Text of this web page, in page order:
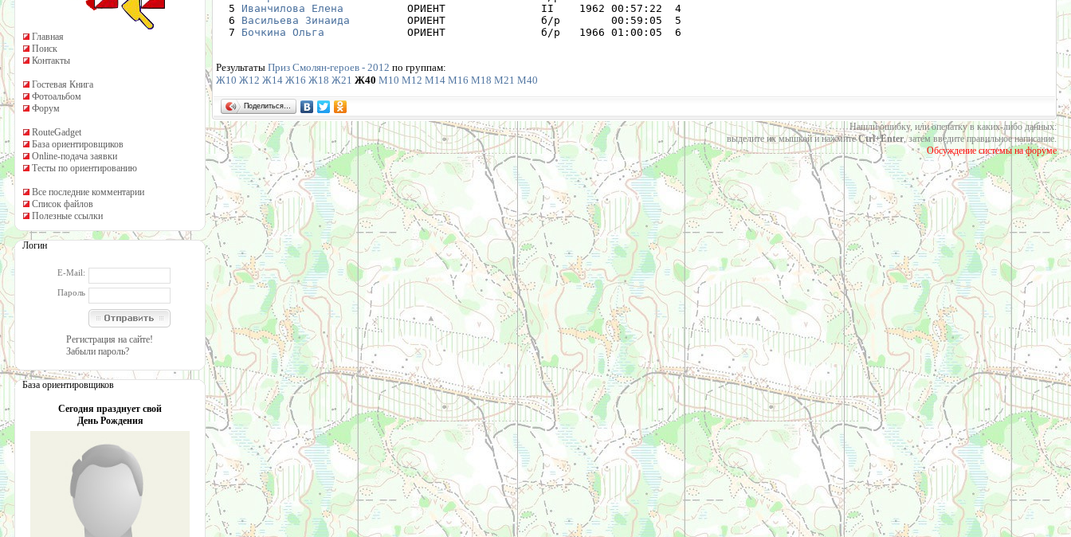
Главная
Поиск
Контакты
Гостевая Книга
Фотоальбом
Форум
RouteGadget
База ориентировщиков
Online-подача заявки
Тесты по ориентированию
Все последние комментарии
Список файлов
Полезные ссылки
Логин
E-Mail:
Пароль
Регистрация на сайте!
Забыли пароль?
База ориентировщиков
Сегодня празднует свой
День Рождения
  5
Иванчилова Елена
          ОРИЕНТ               II    1962 00:57:22  4
  6
Васильева Зинаида
         ОРИЕНТ               б/р        00:59:05  5
  7
Бочкина Ольга
             ОРИЕНТ               б/р   1966 01:00:05  6
Результаты Приз Смолян-героев - 2012 по группам:
Ж10 Ж12 Ж14 Ж16 Ж18 Ж21 Ж40 М10 М12 М14 М16 М18 М21 М40
Поделиться…
Нашли ошибку, или опечатку в каких-либо данных:
выделите их мышкой и нажмитеCtrl+Enter, затем введите правильное написание.
Обсуждение системы на форуме